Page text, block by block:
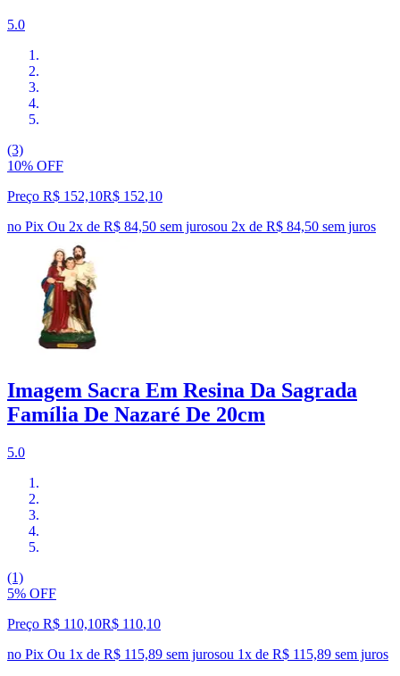
5.0
(3)
10% OFF
Preço R$ 152,10R$ 152,10
no Pix Ou 2x de R$ 84,50 sem jurosou 2x de R$ 84,50 sem juros
Imagem Sacra Em Resina Da Sagrada
Família De Nazaré De 20cm
5.0
(1)
5% OFF
Preço R$ 110,10R$ 110,10
no Pix Ou 1x de R$ 115,89 sem jurosou 1x de R$ 115,89 sem juros